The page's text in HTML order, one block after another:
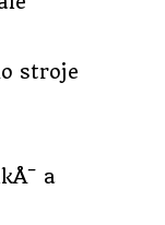
stroje
a